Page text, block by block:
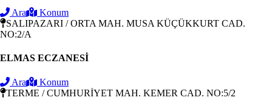
Ara
Konum
SALIPAZARI / ORTA MAH. MUSA KÜÇÜKKURT CAD.
NO:2/A
ELMAS ECZANESİ
Ara
Konum
TERME / CUMHURİYET MAH. KEMER CAD. NO:5/2